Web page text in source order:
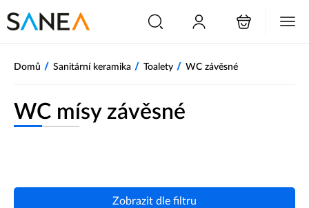
Domů / Sanitární keramika / Toalety / WC závěsné
WC mísy závěsné
Zobrazit dle filtru